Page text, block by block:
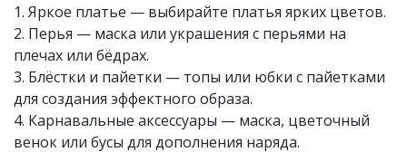
1. Яркое платье — выбирайте платья ярких цветов.
2. Перья — маска или украшения с перьями на
плечах или бёдрах.
3. Блёстки и пайетки — топы или юбки с пайетками
для создания эффектного образа.
4. Карнавальные аксессуары — маска, цветочный
венок или бусы для дополнения наряда.